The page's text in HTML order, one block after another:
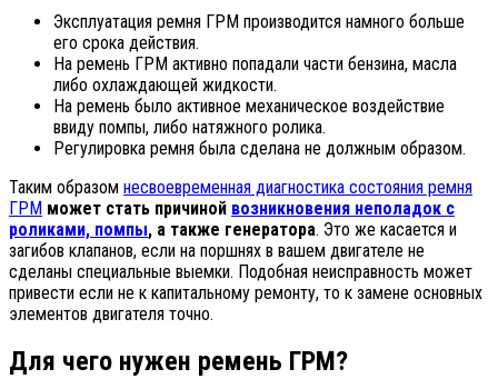
Эксплуатация ремня ГРМ производится намного больше
его срока действия.
На ремень ГРМ активно попадали части бензина, масла
либо охлаждающей жидкости.
На ремень было активное механическое воздействие
ввиду помпы, либо натяжного ролика.
Регулировка ремня была сделана не должным образом.
Таким образом несвоевременная диагностика состояния ремня
ГРМ может стать причиной возникновения неполадок с
роликами, помпы, а также генератора. Это же касается и
загибов клапанов, если на поршнях в вашем двигателе не
сделаны специальные выемки. Подобная неисправность может
привести если не к капитальному ремонту, то к замене основных
элементов двигателя точно.
Для чего нужен ремень ГРМ?